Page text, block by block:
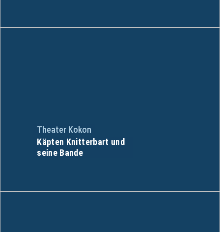
Theater Kokon
Käpten Knitterbart und
seine Bande